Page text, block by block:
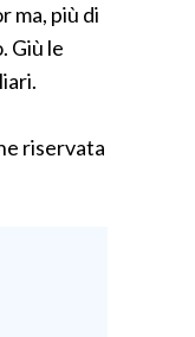
ma, più di
Giù le
riservata